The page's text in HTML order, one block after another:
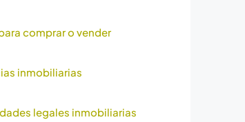
comprar o vender
inmobiliarias
legales inmobiliarias